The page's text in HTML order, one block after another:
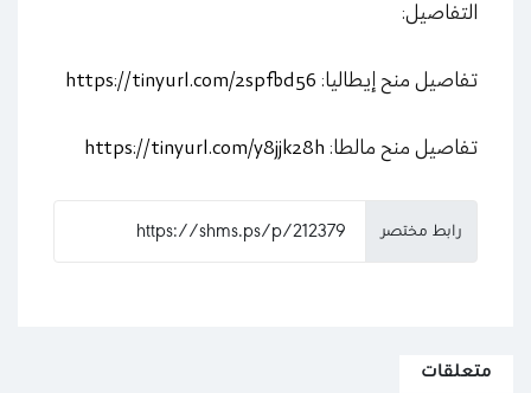
التفاصيل:
تفاصيل منح إيطاليا: https://tinyurl.com/2spfbd56
تفاصيل منح مالطا: https://tinyurl.com/y8jjk28h
رابط مختصر
متعلقات